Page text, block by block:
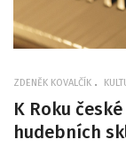
ZDENĚK KOVALČÍK
K Roku
hudebních